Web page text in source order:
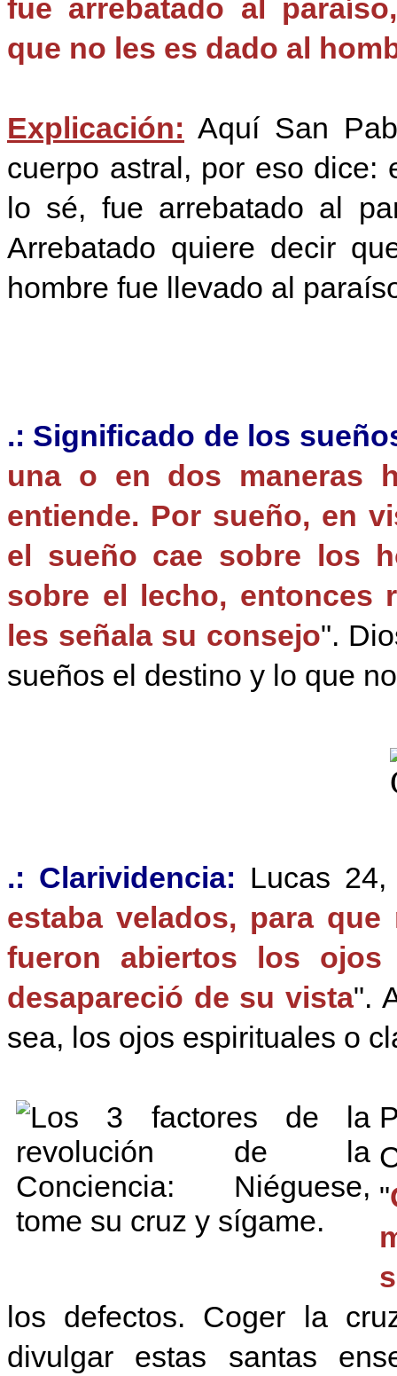
fue arrebatado al
que no les es dado al
Explicación: Aquí San
cuerpo astral, por eso dice:
lo sé, fue arrebatado al
Arrebatado quiere decir
hombre fue llevado al
.: Significado de los
una o en dos maneras
entiende. Por sueño, en
el sueño cae sobre los
sobre el lecho, entonces
les señala su consejo".
sueños el destino y lo que
.: Clarividencia: Lucas
estaba velados, para
fueron abiertos los
desapareció de su vista".
sea, los ojos espirituales o
"
los defectos. Coger la
divulgar estas santas